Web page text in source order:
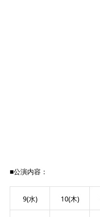
■公演内容：
9(水) 10(木)